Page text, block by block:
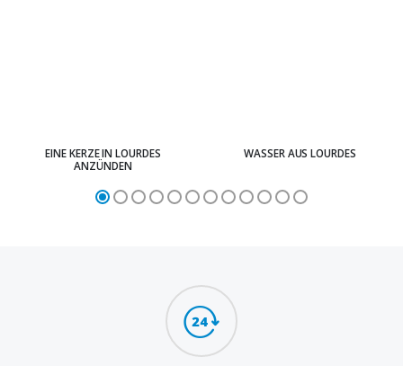
EINE KERZE IN LOURDES
ANZÜNDEN
WASSER AUS LOURDES